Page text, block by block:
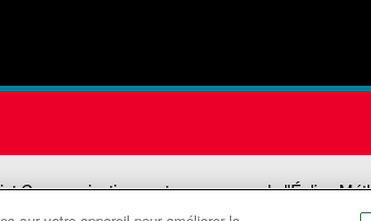
Communications est une agence de l'Église